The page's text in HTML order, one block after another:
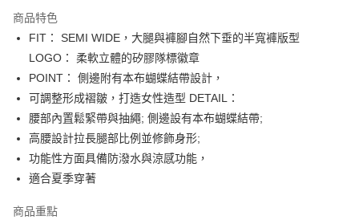
AlipayHK
WeChat Pay
送貨方式
每筆HK$50.00，滿HK$499.00或以上免運費
付款後順豐合作便利店
商品特色
FIT： SEMI WIDE，大腿與褲腳自然下垂的半寬褲版型
LOGO： 柔軟立體的矽膠隊標徽章
POINT： 側邊附有本布蝴蝶結帶設計，
可調整形成褶皺，打造女性造型 DETAIL：
腰部內置鬆緊帶與抽繩; 側邊設有本布蝴蝶結帶;
高腰設計拉長腿部比例並修飾身形;
功能性方面具備防潑水與涼感功能，
適合夏季穿著
商品重點